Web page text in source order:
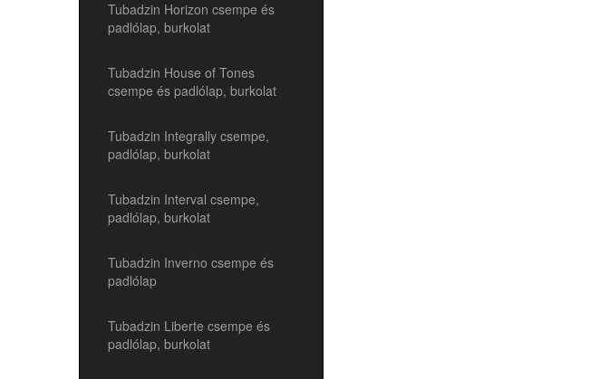
Tubadzin Horizon csempe és
padlólap, burkolat
Tubadzin House of Tones
csempe és padlólap, burkolat
Tubadzin Integrally csempe,
padlólap, burkolat
Tubadzin Interval csempe,
padlólap, burkolat
Tubadzin Inverno csempe és
padlólap
Tubadzin Liberte csempe és
padlólap, burkolat